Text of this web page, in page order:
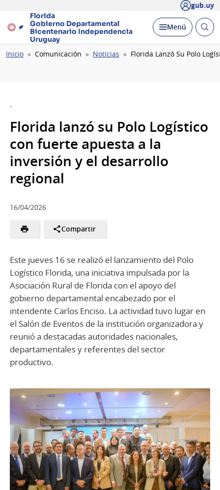
gub.uy
Florida
Gobierno Departamental
Bicentenario Independencia
Uruguay
Desplegar
Menú Abrir
Ruta
Inicio Comunicación Noticias Florida Lanzó Su Polo
.
Florida lanzó su Polo Logístico
con fuerte apuesta a la
inversión y el desarrollo
regional
16/04/2026
Compartir
Este jueves 16 se realizó el lanzamiento del Polo
Logístico Florida, una iniciativa impulsada por la
Asociación Rural de Florida con el apoyo del
gobierno departamental encabezado por el
intendente Carlos Enciso. La actividad tuvo lugar en
el Salón de Eventos de la institución organizadora y
reunió a destacadas autoridades nacionales,
departamentales y referentes del sector
productivo.